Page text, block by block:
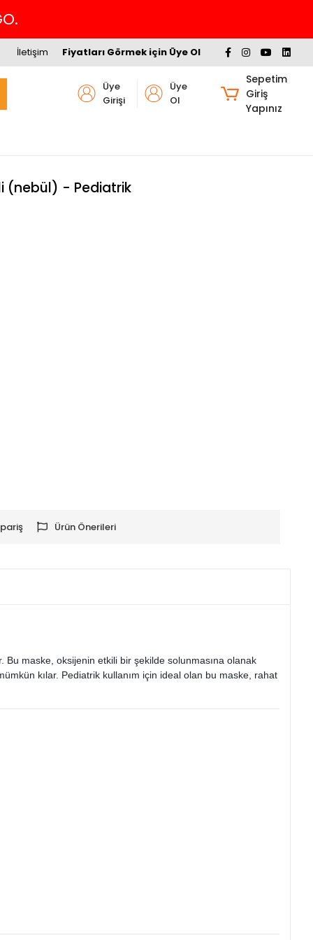
Fiyatları Görmek için Üye Ol
İletişim
Üye
Girişi
Üye
Ol
Sepetim
Giriş
Yapınız
(nebül) - Pediatrik
Ürün Önerileri
Bu maske, oksijenin etkili bir şekilde solunmasına olanak
kılar. Pediatrik kullanım için ideal olan bu maske, rahat